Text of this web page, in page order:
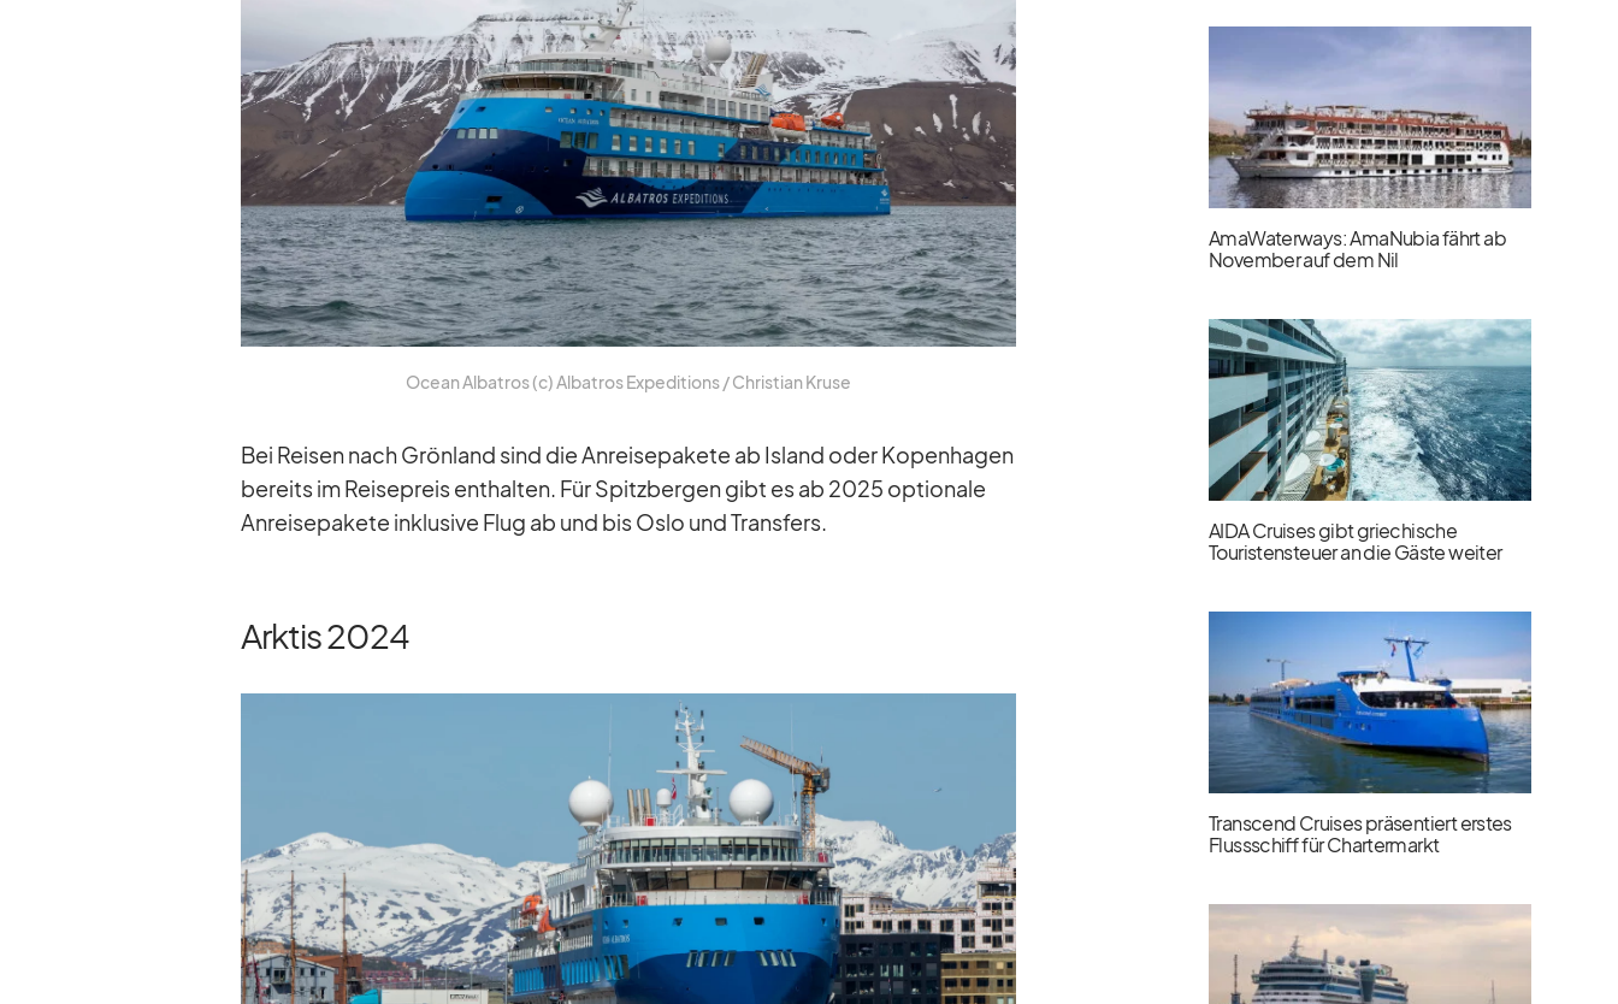
Ocean Al­ba­tros (c) Al­ba­tros Ex­pe­di­ti­ons /​ Chris­tian Kruse
Bei Rei­sen nach Grön­land sind die An­rei­se­pa­kete ab Is­land oder Ko­pen­ha­gen
be­reits im Rei­se­preis ent­hal­ten. Für Spitz­ber­gen gibt es ab 2025 op­tio­nale
An­rei­se­pa­kete in­klu­sive Flug ab und bis Oslo und Trans­fers.
Arktis 2024
AmaWaterways: AmaNubia fährt ab
November auf dem Nil
AIDA Cruises gibt griechische
Touristensteuer an die Gäste weiter
Transcend Cruises präsentiert erstes
Flussschiff für Chartermarkt